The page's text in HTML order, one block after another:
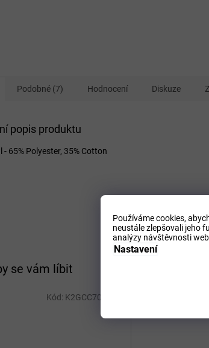
Používáme cookies,
neustále zlepšovali jeho
analýzy návštěvnosti
Nastavení
se vám líbit
Kód: K2GCC70101_S
Podobné (7) Hodnocení Diskuze
popis produktu
- 65% Polyester, 35% Cotton